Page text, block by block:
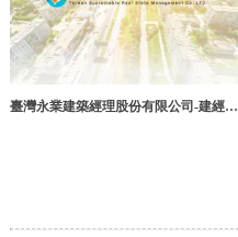
臺灣永業建築經理股份有限公司-建經公